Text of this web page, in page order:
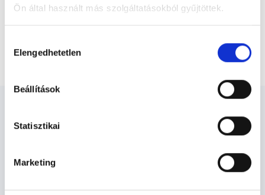
Ön által használt más szolgáltatásokból gyűjtöttek.
szabályzat:https://foglaljorvost.hu/info/foglaljorvost-
kiválasztása
Elengedhetetlen
Beállítások
Statisztikai
Marketing
Főoldal Belgyógyász
Belgyógyászati konzultáció, leletkiértékelés, vizsgálat
Belgyógyász - Belgyógyászat